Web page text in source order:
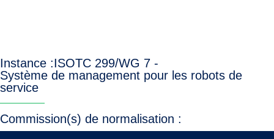
Instance :ISOTC 299/WG 7 -
Système de management pour les robots de
service
Commission(s) de normalisation :